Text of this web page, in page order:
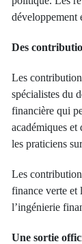
développement
Des
Les
spécialistes du
financière qui
académiques et
les praticiens
Les
finance verte et
l’ingénierie
Une sortie